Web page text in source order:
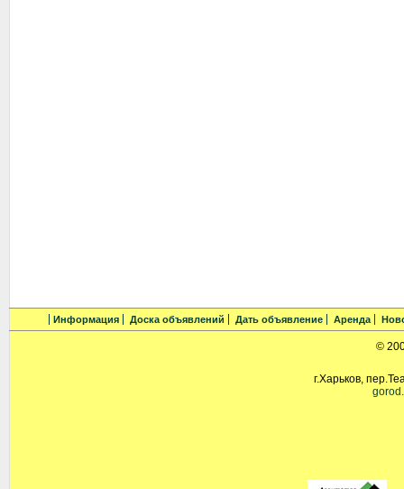
Информация Доска объявлений Дать объявление Аренда
©
г.Харьков,